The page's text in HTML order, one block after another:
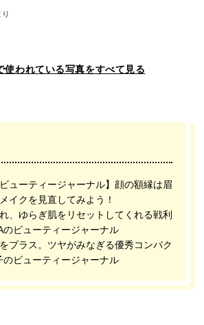
使われている写真をすべて見る
ビューティージャーナル】顔の額縁は眉
イクを見直してみよう！
、ゆらぎ肌をリセットしてくれる戦利
ビューティージャーナル
プラス。ツヤがみなぎる優秀コンパク
のビューティージャーナル